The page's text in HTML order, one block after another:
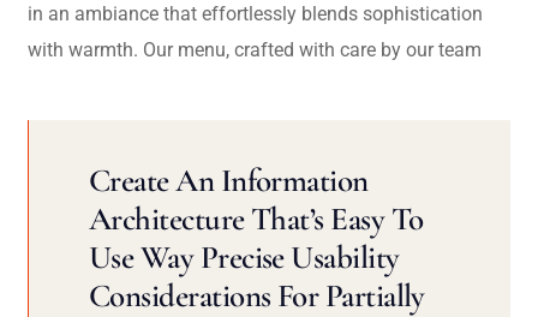
in an ambiance that effortlessly blends sophistication
with warmth. Our menu, crafted with care by our team
Create An Information
Architecture That’s Easy To
Use Way Precise Usability
Considerations For Partially